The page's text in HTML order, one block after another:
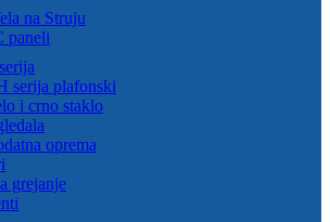
na Struju
paneli
serija plafonski
i crno staklo
oprema
grejanje